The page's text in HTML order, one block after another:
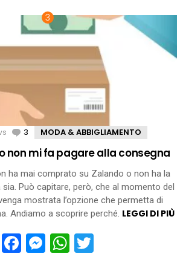
3 Comments
MODA & ABBIGLIAMENTO
non mi fa pagare alla consegna
ha mai comprato su Zalando o non ha la
Può capitare, però, che al momento del
mostrata l’opzione che permetta di
Andiamo a scoprire perché. LEGGI DI PIÙ
Facebook
Messenger
WhatsApp